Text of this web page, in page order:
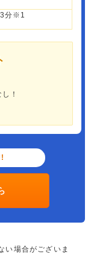
分※1
！
い場合がございま